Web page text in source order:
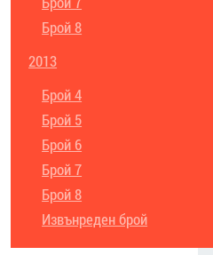
Брой 8
2013
Брой 4
Брой 5
Брой 6
Брой 7
Брой 8
Извънреден брой